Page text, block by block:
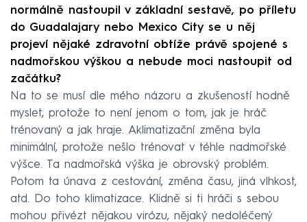
normálně nastoupil v základní sestavě, po příletu
do Guadalajary nebo Mexico City se u něj
projeví nějaké zdravotní obtíže právě spojené s
nadmořskou výškou a nebude moci nastoupit od
začátku?
Na to se musí dle mého názoru a zkušeností hodně
myslet, protože to není jenom o tom, jak je hráč
trénovaný a jak hraje. Aklimatizační změna byla
minimální, protože nešlo trénovat v téhle nadmořské
výšce. Ta nadmořská výška je obrovský problém.
Potom ta únava z cestování, změna času, jiná vlhkost,
atd. Do toho klimatizace. Klidně si ti hráči s sebou
mohou přivézt nějakou virózu, nějaký nedoléčený